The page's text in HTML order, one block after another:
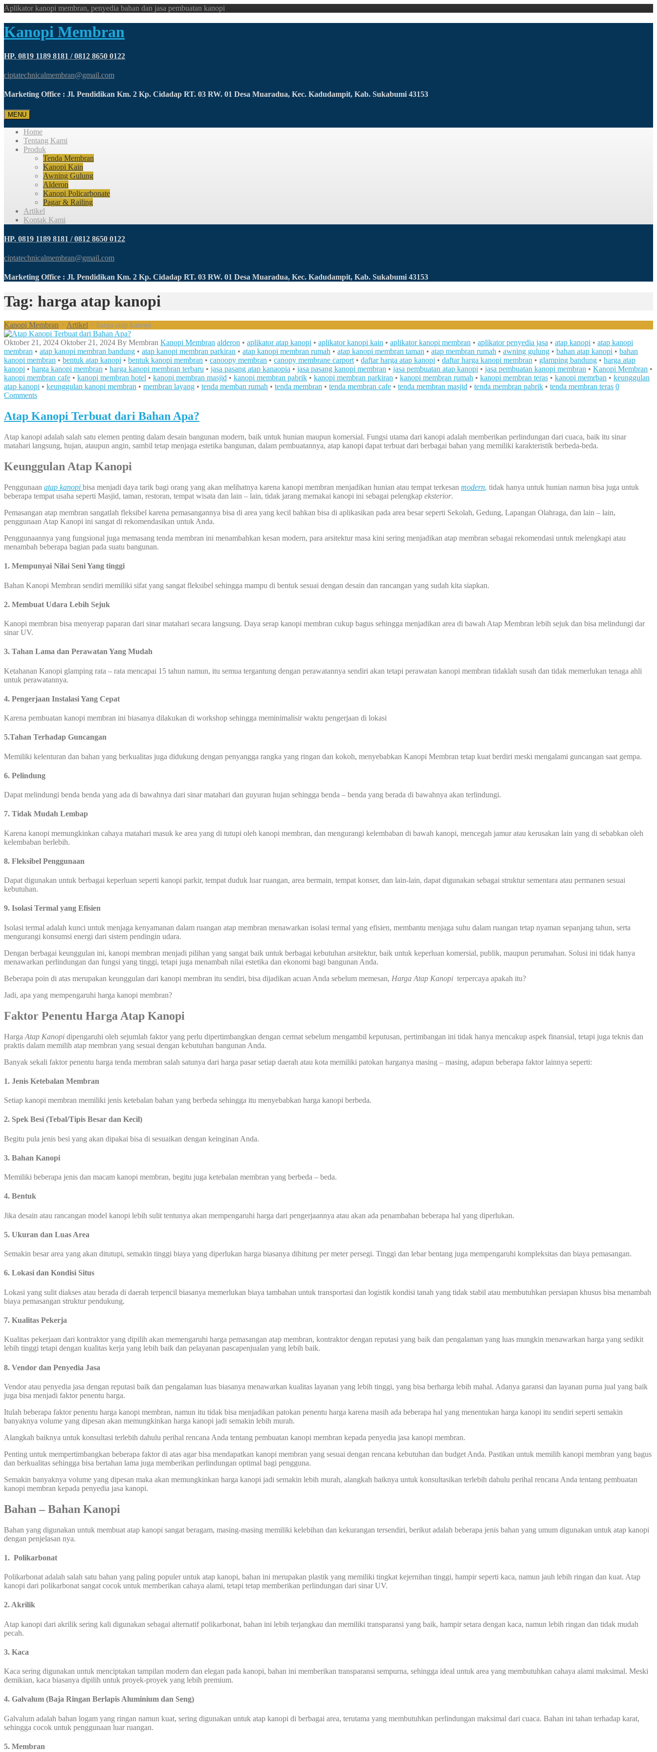
Aplikator kanopi membran, penyedia bahan dan jasa pembuatan kanopi
Kanopi Membran
HP. 0819 1189 8181 / 0812 8650 0122
ciptatechnicalmembran@gmail.com
Marketing Office : Jl. Pendidikan Km. 2 Kp. Cidadap RT. 03 RW. 01 Desa Muaradua, Kec. Kadudampit, Kab. Sukabumi 43153
MENU
Home
Tentang Kami
Produk
Tenda Membran
Kanopi Kain
Awning Gulung
Alderon
Kanopi Policarbonate
Pagar & Railing
Artikel
Kontak Kami
HP. 0819 1189 8181 / 0812 8650 0122
ciptatechnicalmembran@gmail.com
Marketing Office : Jl. Pendidikan Km. 2 Kp. Cidadap RT. 03 RW. 01 Desa Muaradua, Kec. Kadudampit, Kab. Sukabumi 43153
Tag: harga atap kanopi
Kanopi Membran > Artikel > harga atap kanopi
Oktober 21, 2024 Oktober 21, 2024 By Membran Kanopi Membran alderon • aplikator atap kanopi • aplikator kanopi kain • aplikator kanopi membran • aplikator penyedia jasa • atap kanopi • atap kanopi
membran • atap kanopi membran bandung • atap kanopi membran parkiran • atap kanopi membran rumah • atap kanopi membran taman • atap membran rumah • awning gulung • bahan atap kanopi • bahan
kanopi membran • bentuk atap kanopi • bentuk kanopi membran • canoopy membran • canopy membrane carport • daftar harga atap kanopi • daftar harga kanopi membran • glamping bandung • harga atap
kanopi • harga kanopi membran • harga kanopi membran terbaru • jasa pasang atap kanaopia • jasa pasang kanopi membran • jasa pembuatan atap kanopi • jasa pembuatan kanopi membran • Kanopi Membran •
kanopi membran cafe • kanopi membran hotel • kanopi membran masjid • kanopi membran pabrik • kanopi membran parkiran • kanopi membran rumah • kanopi membran teras • kanopi memrban • keunggulan
atap kanopi • keunggulan kanopi membran • membran layang • tenda memban rumah • tenda membran • tenda membran cafe • tenda membran masjid • tenda membran pabrik • tenda membran teras 0
Comments
Atap Kanopi Terbuat dari Bahan Apa?
Atap kanopi adalah salah satu elemen penting dalam desain bangunan modern, baik untuk hunian maupun komersial. Fungsi utama dari kanopi adalah memberikan perlindungan dari cuaca, baik itu sinar
matahari langsung, hujan, ataupun angin, sambil tetap menjaga estetika bangunan, dalam pembuatannya, atap kanopi dapat terbuat dari berbagai bahan yang memiliki karakteristik berbeda-beda.
Keunggulan Atap Kanopi
Penggunaan atap kanopi bisa menjadi daya tarik bagi orang yang akan melihatnya karena kanopi membran menjadikan hunian atau tempat terkesan modern, tidak hanya untuk hunian namun bisa juga untuk
beberapa tempat usaha seperti Masjid, taman, restoran, tempat wisata dan lain – lain, tidak jarang memakai kanopi ini sebagai pelengkap eksterior.
Pemasangan atap membran sangatlah fleksibel karena pemasangannya bisa di area yang kecil bahkan bisa di aplikasikan pada area besar seperti Sekolah, Gedung, Lapangan Olahraga, dan lain – lain,
penggunaan Atap Kanopi ini sangat di rekomendasikan untuk Anda.
Penggunaannya yang fungsional juga memasang tenda membran ini menambahkan kesan modern, para arsitektur masa kini sering menjadikan atap membran sebagai rekomendasi untuk melengkapi atau
menambah beberapa bagian pada suatu bangunan.
1. Mempunyai Nilai Seni Yang tinggi
Bahan Kanopi Membran sendiri memiliki sifat yang sangat fleksibel sehingga mampu di bentuk sesuai dengan desain dan rancangan yang sudah kita siapkan.
2. Membuat Udara Lebih Sejuk
Kanopi membran bisa menyerap paparan dari sinar matahari secara langsung. Daya serap kanopi membran cukup bagus sehingga menjadikan area di bawah Atap Membran lebih sejuk dan bisa melindungi dar
sinar UV.
3. Tahan Lama dan Perawatan Yang Mudah
Ketahanan Kanopi glamping rata – rata mencapai 15 tahun namun, itu semua tergantung dengan perawatannya sendiri akan tetapi perawatan kanopi membran tidaklah susah dan tidak memerlukan tenaga ahli
untuk perawatannya.
4. Pengerjaan Instalasi Yang Cepat
Karena pembuatan kanopi membran ini biasanya dilakukan di workshop sehingga meminimalisir waktu pengerjaan di lokasi
5.Tahan Terhadap Guncangan
Memiliki kelenturan dan bahan yang berkualitas juga didukung dengan penyangga rangka yang ringan dan kokoh, menyebabkan Kanopi Membran tetap kuat berdiri meski mengalami guncangan saat gempa.
6. Pelindung
Dapat melindungi benda benda yang ada di bawahnya dari sinar matahari dan guyuran hujan sehingga benda – benda yang berada di bawahnya akan terlindungi.
7. Tidak Mudah Lembap
Karena kanopi memungkinkan cahaya matahari masuk ke area yang di tutupi oleh kanopi membran, dan mengurangi kelembaban di bawah kanopi, mencegah jamur atau kerusakan lain yang di sebabkan oleh
kelembaban berlebih.
8. Fleksibel Penggunaan
Dapat digunakan untuk berbagai keperluan seperti kanopi parkir, tempat duduk luar ruangan, area bermain, tempat konser, dan lain-lain, dapat digunakan sebagai struktur sementara atau permanen sesuai
kebutuhan.
9. Isolasi Termal yang Efisien
Isolasi termal adalah kunci untuk menjaga kenyamanan dalam ruangan atap membran menawarkan isolasi termal yang efisien, membantu menjaga suhu dalam ruangan tetap nyaman sepanjang tahun, serta
mengurangi konsumsi energi dari sistem pendingin udara.
Dengan berbagai keunggulan ini, kanopi membran menjadi pilihan yang sangat baik untuk berbagai kebutuhan arsitektur, baik untuk keperluan komersial, publik, maupun perumahan. Solusi ini tidak hanya
menawarkan perlindungan dan fungsi yang tinggi, tetapi juga menambah nilai estetika dan ekonomi bagi bangunan Anda.
Beberapa poin di atas merupakan keunggulan dari kanopi membran itu sendiri, bisa dijadikan acuan Anda sebelum memesan, Harga Atap Kanopi terpercaya apakah itu?
Jadi, apa yang mempengaruhi harga kanopi membran?
Faktor Penentu Harga Atap Kanopi
Harga Atap Kanopi dipengaruhi oleh sejumlah faktor yang perlu dipertimbangkan dengan cermat sebelum mengambil keputusan, pertimbangan ini tidak hanya mencakup aspek finansial, tetapi juga teknis dan
praktis dalam memilih atap membran yang sesuai dengan kebutuhan bangunan Anda.
Banyak sekali faktor penentu harga tenda membran salah satunya dari harga pasar setiap daerah atau kota memiliki patokan harganya masing – masing, adapun beberapa faktor lainnya seperti:
1. Jenis Ketebalan Membran
Setiap kanopi membran memiliki jenis ketebalan bahan yang berbeda sehingga itu menyebabkan harga kanopi berbeda.
2. Spek Besi (Tebal/Tipis Besar dan Kecil)
Begitu pula jenis besi yang akan dipakai bisa di sesuaikan dengan keinginan Anda.
3. Bahan Kanopi
Memiliki beberapa jenis dan macam kanopi membran, begitu juga ketebalan membran yang berbeda – beda.
4. Bentuk
Jika desain atau rancangan model kanopi lebih sulit tentunya akan mempengaruhi harga dari pengerjaannya atau akan ada penambahan beberapa hal yang diperlukan.
5. Ukuran dan Luas Area
Semakin besar area yang akan ditutupi, semakin tinggi biaya yang diperlukan harga biasanya dihitung per meter persegi. Tinggi dan lebar bentang juga mempengaruhi kompleksitas dan biaya pemasangan.
6. Lokasi dan Kondisi Situs
Lokasi yang sulit diakses atau berada di daerah terpencil biasanya memerlukan biaya tambahan untuk transportasi dan logistik kondisi tanah yang tidak stabil atau membutuhkan persiapan khusus bisa menambah
biaya pemasangan struktur pendukung.
7. Kualitas Pekerja
Kualitas pekerjaan dari kontraktor yang dipilih akan memengaruhi harga pemasangan atap membran, kontraktor dengan reputasi yang baik dan pengalaman yang luas mungkin menawarkan harga yang sedikit
lebih tinggi tetapi dengan kualitas kerja yang lebih baik dan pelayanan pascapenjualan yang lebih baik.
8. Vendor dan Penyedia Jasa
Vendor atau penyedia jasa dengan reputasi baik dan pengalaman luas biasanya menawarkan kualitas layanan yang lebih tinggi, yang bisa berharga lebih mahal. Adanya garansi dan layanan purna jual yang baik
juga bisa menjadi faktor penentu harga.
Itulah beberapa faktor penentu harga kanopi membran, namun itu tidak bisa menjadikan patokan penentu harga karena masih ada beberapa hal yang menentukan harga kanopi itu sendiri seperti semakin
banyaknya volume yang dipesan akan memungkinkan harga kanopi jadi semakin lebih murah.
Alangkah baiknya untuk konsultasi terlebih dahulu perihal rencana Anda tentang pembuatan kanopi membran kepada penyedia jasa kanopi membran.
Penting untuk mempertimbangkan beberapa faktor di atas agar bisa mendapatkan kanopi membran yang sesuai dengan rencana kebutuhan dan budget Anda. Pastikan untuk memilih kanopi membran yang bagus
dan berkualitas sehingga bisa bertahan lama juga memberikan perlindungan optimal bagi pengguna.
Semakin banyaknya volume yang dipesan maka akan memungkinkan harga kanopi jadi semakin lebih murah, alangkah baiknya untuk konsultasikan terlebih dahulu perihal rencana Anda tentang pembuatan
kanopi membran kepada penyedia jasa kanopi.
Bahan –Bahan Kanopi
Bahan yang digunakan untuk membuat atap kanopi sangat beragam, masing-masing memiliki kelebihan dan kekurangan tersendiri, berikut adalah beberapa jenis bahan yang umum digunakan untuk atap kanopi
dengan penjelasan nya.
1. Polikarbonat
Polikarbonat adalah salah satu bahan yang paling populer untuk atap kanopi, bahan ini merupakan plastik yang memiliki tingkat kejernihan tinggi, hampir seperti kaca, namun jauh lebih ringan dan kuat. Atap
kanopi dari polikarbonat sangat cocok untuk memberikan cahaya alami, tetapi tetap memberikan perlindungan dari sinar UV.
2. Akrilik
Atap kanopi dari akrilik sering kali digunakan sebagai alternatif polikarbonat, bahan ini lebih terjangkau dan memiliki transparansi yang baik, hampir setara dengan kaca, namun lebih ringan dan tidak mudah
pecah.
3. Kaca
Kaca sering digunakan untuk menciptakan tampilan modern dan elegan pada kanopi, bahan ini memberikan transparansi sempurna, sehingga ideal untuk area yang membutuhkan cahaya alami maksimal. Meski
demikian, kaca biasanya dipilih untuk proyek-proyek yang lebih premium.
4. Galvalum (Baja Ringan Berlapis Aluminium dan Seng)
Galvalum adalah bahan logam yang ringan namun kuat, sering digunakan untuk atap kanopi di berbagai area, terutama yang membutuhkan perlindungan maksimal dari cuaca. Bahan ini tahan terhadap karat,
sehingga cocok untuk penggunaan luar ruangan.
5. Membran